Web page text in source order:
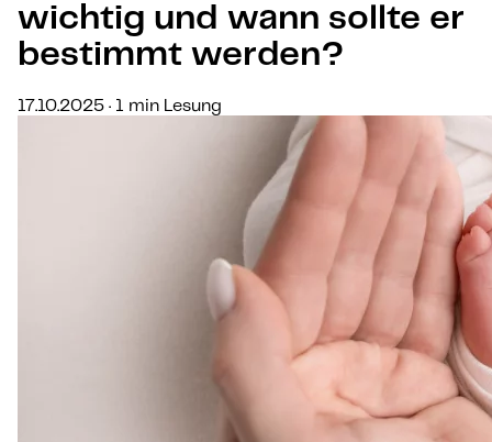
wichtig und wann sollte er
bestimmt werden?
17.10.2025 · 1 min Lesung